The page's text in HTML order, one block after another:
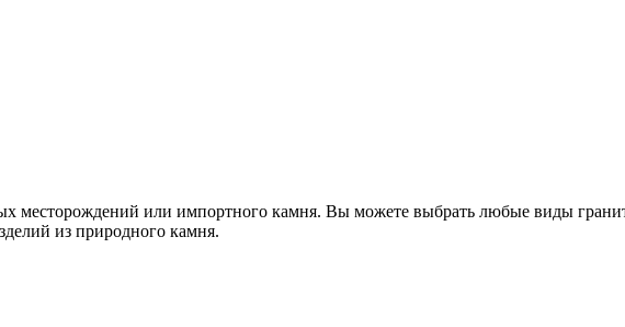
месторождений или импортного камня. Вы можете выбрать любые виды
из природного камня.